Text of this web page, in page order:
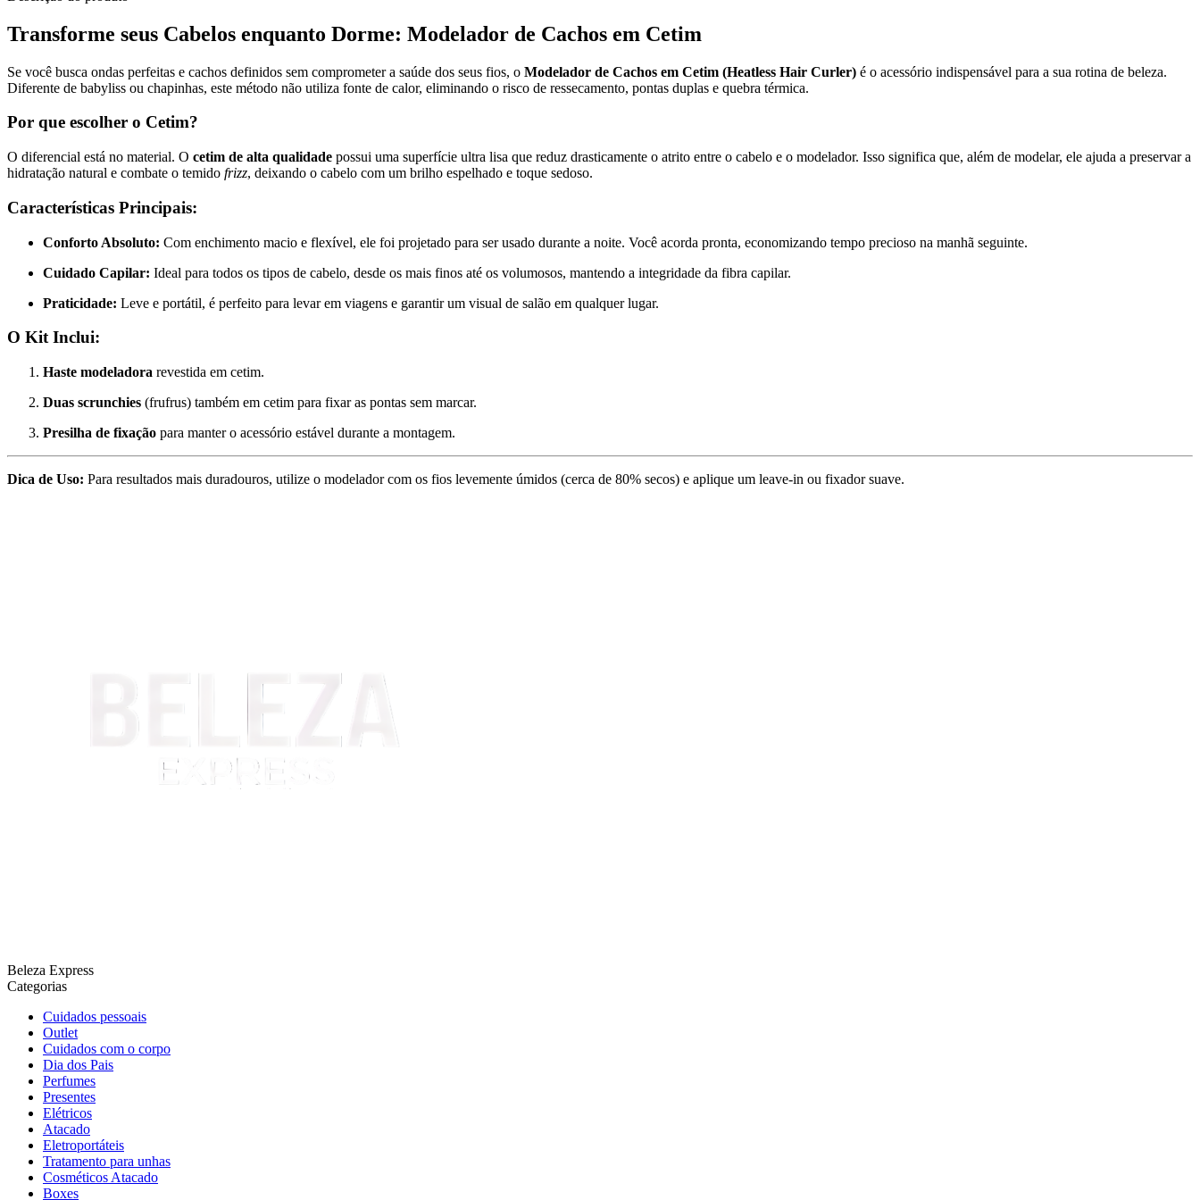
Transforme seus Cabelos enquanto Dorme: Modelador de Cachos em Cetim
Se você busca ondas perfeitas e cachos definidos sem comprometer a saúde dos seus fios, o Modelador de Cachos em Cetim (Heatless Hair Curler) é o acessório indispensável para a sua rotina de beleza.
Diferente de babyliss ou chapinhas, este método não utiliza fonte de calor, eliminando o risco de ressecamento, pontas duplas e quebra térmica.
Por que escolher o Cetim?
O diferencial está no material. O cetim de alta qualidade possui uma superfície ultra lisa que reduz drasticamente o atrito entre o cabelo e o modelador. Isso significa que, além de modelar, ele ajuda a preservar a
hidratação natural e combate o temido frizz, deixando o cabelo com um brilho espelhado e toque sedoso.
Características Principais:
Conforto Absoluto: Com enchimento macio e flexível, ele foi projetado para ser usado durante a noite. Você acorda pronta, economizando tempo precioso na manhã seguinte.
Cuidado Capilar: Ideal para todos os tipos de cabelo, desde os mais finos até os volumosos, mantendo a integridade da fibra capilar.
Praticidade: Leve e portátil, é perfeito para levar em viagens e garantir um visual de salão em qualquer lugar.
O Kit Inclui:
Haste modeladora revestida em cetim.
Duas scrunchies (frufrus) também em cetim para fixar as pontas sem marcar.
Presilha de fixação para manter o acessório estável durante a montagem.
Dica de Uso: Para resultados mais duradouros, utilize o modelador com os fios levemente úmidos (cerca de 80% secos) e aplique um leave-in ou fixador suave.
Beleza Express
Categorias
Cuidados pessoais
Outlet
Cuidados com o corpo
Dia dos Pais
Perfumes
Presentes
Elétricos
Atacado
Eletroportáteis
Tratamento para unhas
Cosméticos Atacado
Boxes